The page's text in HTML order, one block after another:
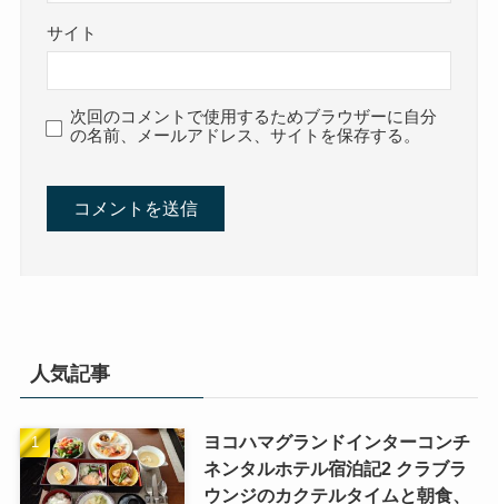
サイト
次回のコメントで使用するためブラウザーに自分
の名前、メールアドレス、サイトを保存する。
人気記事
ヨコハマグランドインターコンチ
ネンタルホテル宿泊記2 クラブラ
ウンジのカクテルタイムと朝食、